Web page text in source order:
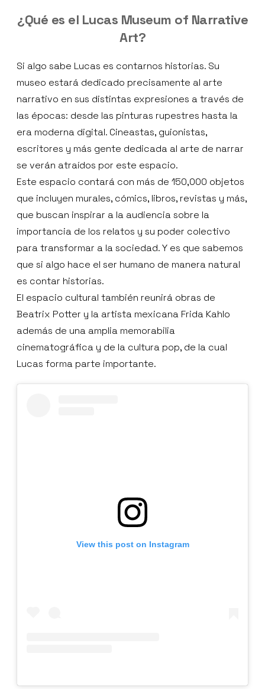
¿Qué es el Lucas Museum of Narrative
Art?
Si algo sabe Lucas es contarnos historias. Su
museo estará dedicado precisamente al arte
narrativo en sus distintas expresiones a través de
las épocas: desde las pinturas rupestres hasta la
era moderna digital. Cineastas, guionistas,
escritores y más gente dedicada al arte de narrar
se verán atraídos por este espacio.
Este espacio contará con más de 150,000 objetos
que incluyen murales, cómics, libros, revistas y más,
que buscan inspirar a la audiencia sobre la
importancia de los relatos y su poder colectivo
para transformar a la sociedad. Y es que sabemos
que si algo hace el ser humano de manera natural
es contar historias.
El espacio cultural también reunirá obras de
Beatrix Potter y la artista mexicana Frida Kahlo
además de una amplia memorabilia
cinematográfica y de la cultura pop, de la cual
Lucas forma parte importante.
View this post on Instagram